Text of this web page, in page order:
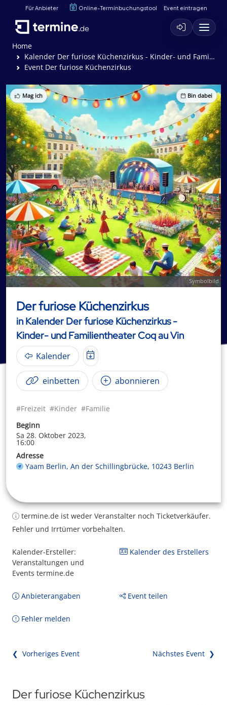
Für Anbieter Online-Terminbuchungstool Event eintragen
Home
Kalender Der furiose Küchenzirkus - Kinder- und Familientheater Coq au Vin
Event Der furiose Küchenzirkus
Mag ich Bin dabei
Symbolbild
Der furiose Küchenzirkus
in Kalender Der furiose Küchenzirkus -
Kinder- und Familientheater Coq au Vin
Kalender
einbetten abonnieren
#Freizeit #Kinder #Familie
Beginn
Sa 28. Oktober 2023,
16:00
Adresse
Yaam Berlin, An der Schillingbrücke, 10243 Berlin
termine.de ist weder Veranstalter noch Ticketverkäufer.
Fehler und Irrtümer vorbehalten.
Kalender-Ersteller:
Veranstaltungen und
Events termine.de
Kalender des Erstellers
Anbieterangaben Event teilen
Fehler melden
❮ Vorheriges Event Nächstes Event ❯
Der furiose Küchenzirkus